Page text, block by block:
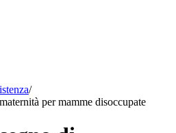
/
per mamme disoccupate